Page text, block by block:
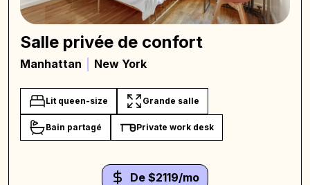
Salle privée de confort
Manhattan New York
Lit queen-size Grande salle
Bain partagé Private work desk
De $2119/mo